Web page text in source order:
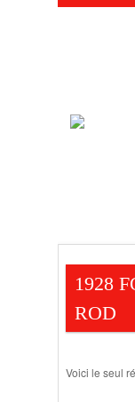
1928
ROD
Voici le seul